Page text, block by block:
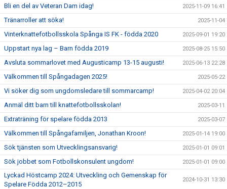
Bli en del av Veteran Dam idag! 2025-11-09 16:41
Tränarroller att söka! 2025-11-04
Vinterknattefotbollsskola Spånga IS FK - födda 2020 2025-09-01 19:20
Uppstart nya lag – Barn födda 2019 2025-08-25 15:50
Avsluta sommarlovet med Augusticamp 13-15 augusti! 2025-06-13 22:28
Välkommen till Spångadagen 2025! 2025-05-22
Vi söker dig som ungdomsledare till sommarcamp! 2025-04-02 20:04
Anmäl ditt barn till knattefotbollsskolan! 2025-03-11
Extraträning för spelare födda 2013 2025-03-07
Välkommen till Spångafamiljen, Jonathan Kroon! 2025-01-14 19:00
Sök tjänsten som Utvecklingsansvarig! 2025-01-01 09:01
Sök jobbet som Fotbollskonsulent ungdom! 2025-01-01 09:00
Lyckad Höstcamp 2024: Utveckling och Gemenskap för
Spelare Födda 2012–2015
2024-10-31 13:30